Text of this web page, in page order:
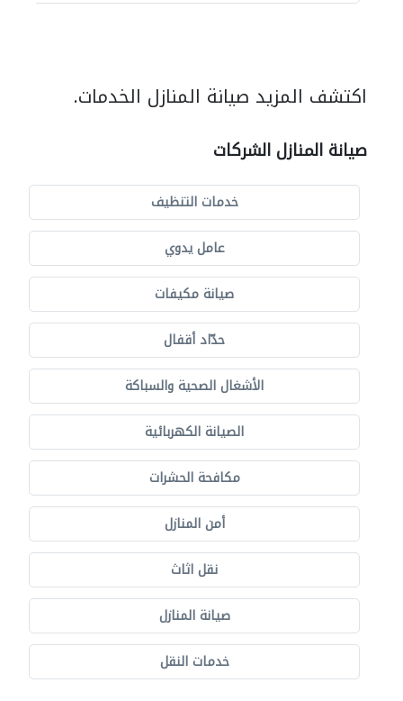
اكتشف المزيد صيانة المنازل الخدمات.
صيانة المنازل الشركات
خدمات التنظيف
عامل يدوي
صيانة مكيفات
حدّاد أقفال
الأشغال الصحية والسباكة
الصيانة الكهربائية
مكافحة الحشرات
أمن المنازل
نقل اثاث
صيانة المنازل
خدمات النقل